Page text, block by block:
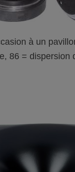
à un
86 = dispersion